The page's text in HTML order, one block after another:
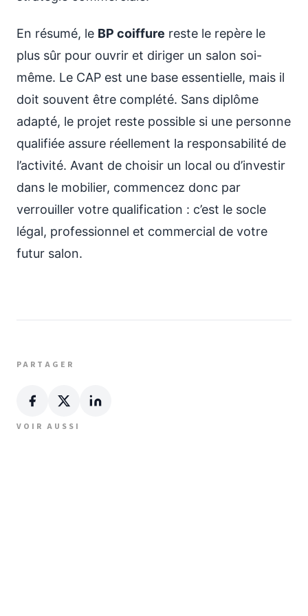
En résumé, le BP coiffure reste le repère le
plus sûr pour ouvrir et diriger un salon soi-
même. Le CAP est une base essentielle, mais il
doit souvent être complété. Sans diplôme
adapté, le projet reste possible si une personne
qualifiée assure réellement la responsabilité de
l’activité. Avant de choisir un local ou d’investir
dans le mobilier, commencez donc par
verrouiller votre qualification : c’est le socle
légal, professionnel et commercial de votre
futur salon.
PARTAGER
VOIR AUSSI